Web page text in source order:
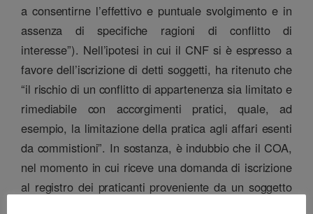
a consentirne l’effettivo e puntuale svolgimento e in
assenza di specifiche ragioni di conflitto di
interesse”). Nell’ipotesi in cui il CNF si è espresso a
favore dell’iscrizione di detti soggetti, ha ritenuto che
“il rischio di un conflitto di appartenenza sia limitato e
rimediabile con accorgimenti pratici, quale, ad
esempio, la limitazione della pratica agli affari esenti
da commistioni”. In sostanza, è indubbio che il COA,
nel momento in cui riceve una domanda di iscrizione
al registro dei praticanti proveniente da un soggetto